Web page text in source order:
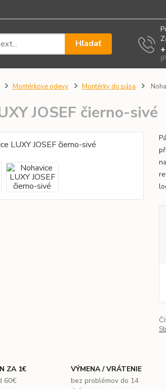
Hľadať
Montérkove odevy Montérky do pása
JOSEF čierno-sivé
ZA 1€
60€
VÝMENA / VRÁTENIE
bez problémov do 14